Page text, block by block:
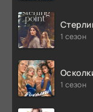
1 сезон
1 сезон